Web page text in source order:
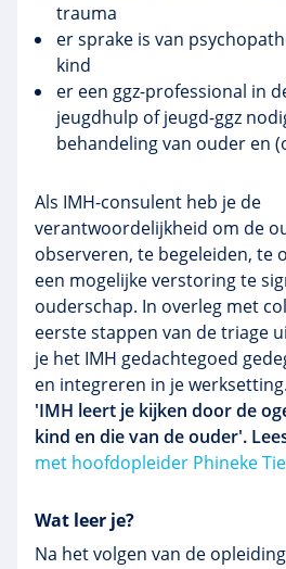
trauma
er sprake is van
kind
er een ggz-professional in
jeugdhulp of jeugd-ggz
behandeling van ouder en
Als IMH-consulent heb je de
verantwoordelijkheid om de
observeren, te begeleiden, te
een mogelijke verstoring te
ouderschap. In overleg met
eerste stappen van de triage
je het IMH gedachtegoed
en integreren in je werksetting. ​​​​​​
'IMH leert je kijken door de
kind en die van de ouder'.
met hoofdopleider Phineke
Wat leer je?
Na het volgen van de